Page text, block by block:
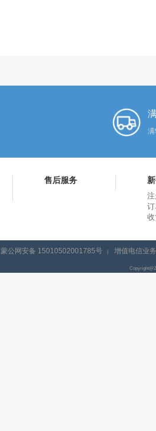
售后服务
蒙公网安备 15010502001785号 | 增值电信业